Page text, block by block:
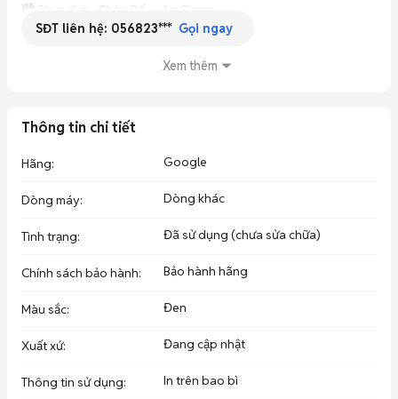
🏙️Giao dịch : Châu Đốc - An Giang.
SĐT liên hệ: 056823*** Gọi ngay
Xem thêm
Thông tin chi tiết
Hãng: Google
Dòng máy: Dòng khác
Tình trạng: Đã sử dụng (chưa sửa chữa)
Chính sách bảo hành: Bảo hành hãng
Màu sắc: Đen
Xuất xứ: Đang cập nhật
Thông tin sử dụng: In trên bao bì